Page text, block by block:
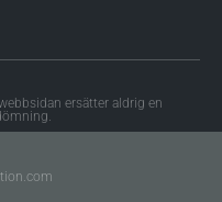
ersätter aldrig en